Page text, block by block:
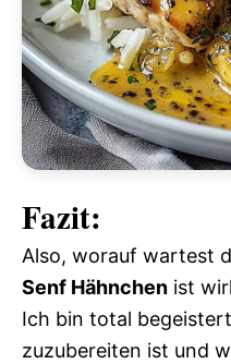
Fazit:
Also, worauf wartest
Senf Hähnchen ist
Ich bin total
zuzubereiten ist und